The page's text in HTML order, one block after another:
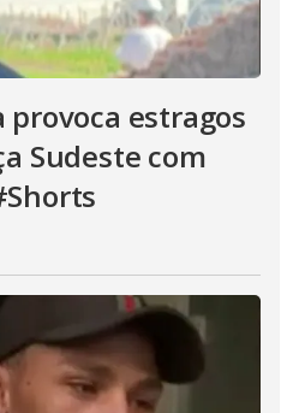
provoca estragos
Sudeste com